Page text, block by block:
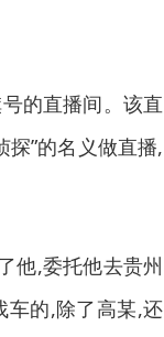
的直播间。该直
”的名义做直播,
他,委托他去贵州
车的,除了高某,还